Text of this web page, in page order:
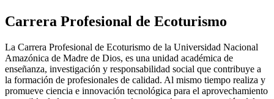
Carrera Profesional de Ecoturismo
La Carrera Profesional de Ecoturismo de la Universidad Nacional
Amazónica de Madre de Dios, es una unidad académica de
enseñanza, investigación y responsabilidad social que contribuye a
la formación de profesionales de calidad. Al mismo tiempo realiza y
promueve ciencia e innovación tecnológica para el aprovechamiento